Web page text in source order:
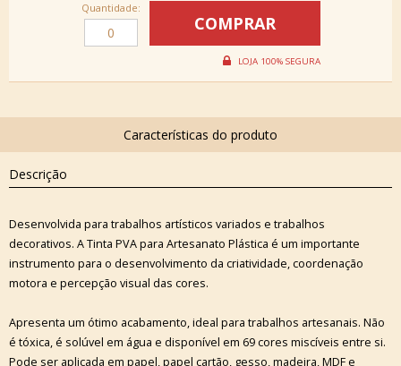
Quantidade:
Descrição
Desenvolvida para trabalhos artísticos variados e trabalhos
decorativos. A Tinta PVA para Artesanato Plástica é um importante
instrumento para o desenvolvimento da criatividade, coordenação
motora e percepção visual das cores.
Apresenta um ótimo acabamento, ideal para trabalhos artesanais. Não
é tóxica, é solúvel em água e disponível em 69 cores miscíveis entre si.
Pode ser aplicada em papel, papel cartão, gesso, madeira, MDF e